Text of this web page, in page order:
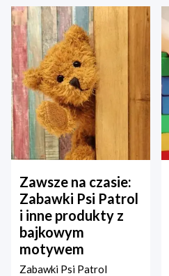
Zawsze na czasie:
Zabawki Psi Patrol
i inne produkty z
bajkowym
motywem
Zabawki Psi Patrol